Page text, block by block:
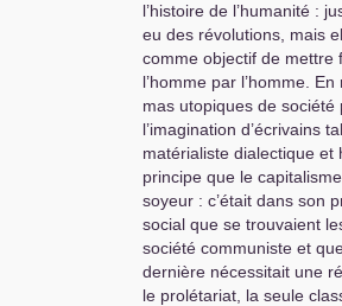
l’his­toire de l’huma­nité :
eu des révo­lu­tions, mais
comme objec­tif de mettre
l’homme par l’homme.
mas uto­pi­ques de société
l’ima­gi­na­tion d’écrivains
maté­ria­liste dia­lec­ti­que et
prin­cipe que le
soyeur : c’était dans son
social que se trou­vaient
société com­mu­niste et
der­nière néces­si­tait une
le pro­lé­ta­riat, la seule